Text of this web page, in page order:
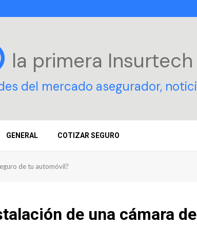
la primera Insurtech
del mercado asegurador,
GENERAL COTIZAR SEGURO
de tu automóvil?
de una cámara de